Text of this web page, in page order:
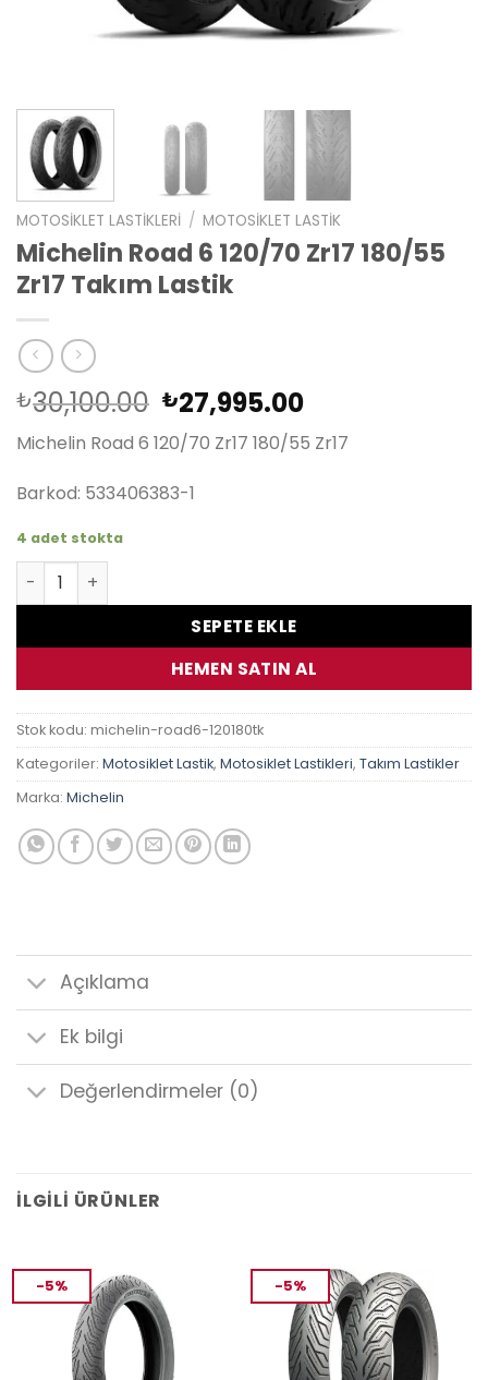
MOTOSIKLET LASTIKLERI / MOTOSIKLET LASTIK
Michelin Road 6 120/70 Zr17 180/55
Zr17 Takım Lastik
₺30,100.00 Orijinal
fiyat:
₺30,100.00.
₺27,995.00Şu
andaki
fiyat:
Michelin Road 6 120/70 Zr17 180/55 Zr17
Barkod: 533406383-1
4 adet stokta
Michelin Road 6 120/70 Zr17 180/55 Zr17 Takım Lastik adet
SEPETE EKLE
HEMEN SATIN AL
Stok kodu: michelin-road6-120180tk
Kategoriler: Motosiklet Lastik, Motosiklet Lastikleri, Takım Lastikler
Marka: Michelin
Açıklama
Ek bilgi
Değerlendirmeler (0)
İLGILI ÜRÜNLER
-5% -5%